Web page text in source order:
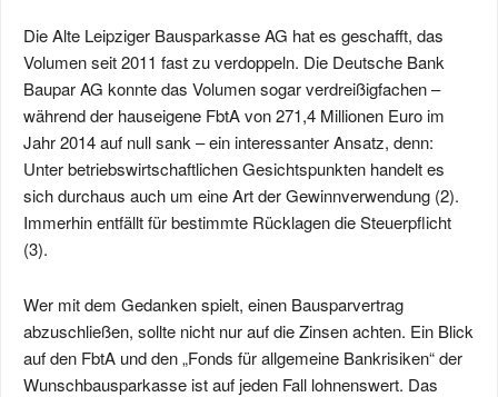
Die Alte Leipziger Bausparkasse AG hat es geschafft, das
Volumen seit 2011 fast zu verdoppeln. Die Deutsche Bank
Baupar AG konnte das Volumen sogar verdreißigfachen –
während der hauseigene FbtA von 271,4 Millionen Euro im
Jahr 2014 auf null sank – ein interessanter Ansatz, denn:
Unter betriebswirtschaftlichen Gesichtspunkten handelt es
sich durchaus auch um eine Art der Gewinnverwendung (2).
Immerhin entfällt für bestimmte Rücklagen die Steuerpflicht
(3).
Wer mit dem Gedanken spielt, einen Bausparvertrag
abzuschließen, sollte nicht nur auf die Zinsen achten. Ein Blick
auf den FbtA und den „Fonds für allgemeine Bankrisiken“ der
Wunschbausparkasse ist auf jeden Fall lohnenswert. Das